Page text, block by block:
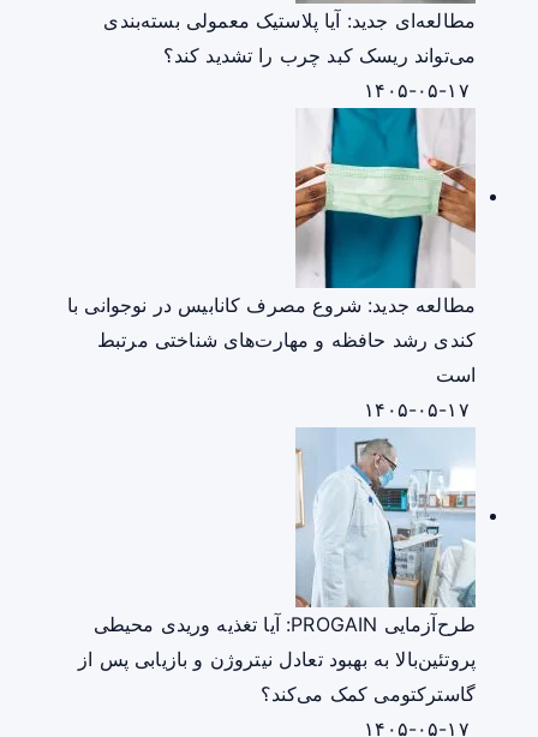
مطالعه‌ای جدید: آیا پلاستیک معمولی بسته‌بندی
می‌تواند ریسک کبد چرب را تشدید کند؟
مطالعه جدید: شروع مصرف کانابیس در نوجوانی با
کندی رشد حافظه و مهارت‌های شناختی مرتبط
است
طرح‌آزمایی PROGAIN: آیا تغذیه وریدی محیطی
پروتئین‌بالا به بهبود تعادل نیتروژن و بازیابی پس از
گاسترکتومی کمک می‌کند؟